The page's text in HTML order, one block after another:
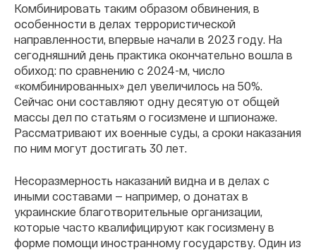
Комбинировать таким образом обвинения, в
особенности в делах террористической
направленности, впервые начали в 2023 году. На
сегодняшний день практика окончательно вошла в
обиход: по сравнению с 2024-м, число
«комбинированных» дел увеличилось на 50%.
Сейчас они составляют одну десятую от общей
массы дел по статьям о госизмене и шпионаже.
Рассматривают их военные суды, а сроки наказания
по ним могут достигать 30 лет.
Несоразмерность наказаний видна и в делах с
иными составами — например, о донатах в
украинские благотворительные организации,
которые часто квалифицируют как госизмену в
форме помощи иностранному государству. Один из